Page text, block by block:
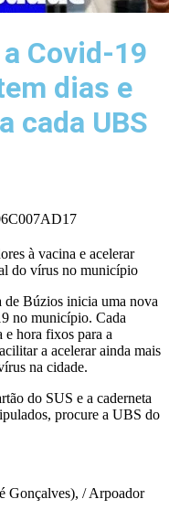
Covid-19
dias e
cada UBS
à vacina e acelerar
do vírus no município
de Búzios inicia uma nova
no município. Cada
hora fixos para a
a acelerar ainda mais
na cidade.
do SUS e a caderneta
procure a UBS do
Gonçalves), / Arpoador